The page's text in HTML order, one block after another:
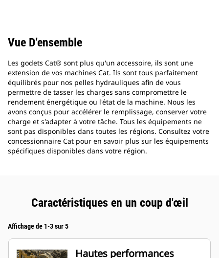
Vue D'ensemble
Les godets Cat® sont plus qu'un accessoire, ils sont une
extension de vos machines Cat. Ils sont tous parfaitement
équilibrés pour nos pelles hydrauliques afin de vous
permettre de tasser les charges sans compromettre le
rendement énergétique ou l'état de la machine. Nous les
avons conçus pour accélérer le remplissage, conserver votre
charge et s'adapter à votre tâche. Tous les équipements ne
sont pas disponibles dans toutes les régions. Consultez votre
concessionnaire Cat pour en savoir plus sur les équipements
spécifiques disponibles dans votre région.
Caractéristiques en un coup d'œil
Affichage de 1-3 sur 5
Hautes performances